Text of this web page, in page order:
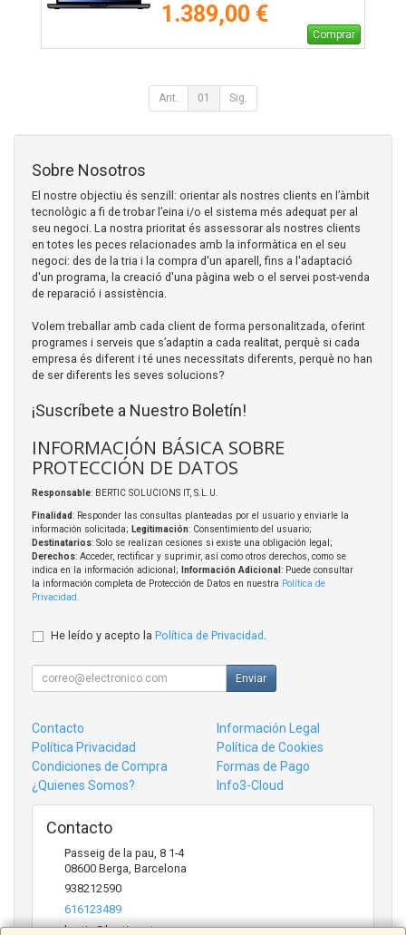
1.389,00 €
Comprar
Ant. 01 Sig.
Sobre Nosotros
El nostre objectiu és senzill: orientar als nostres clients en l’àmbit
tecnològic a fi de trobar l’eina i/o el sistema més adequat per al
seu negoci. La nostra prioritat és assessorar als nostres clients
en totes les peces relacionades amb la informàtica en el seu
negoci: des de la tria i la compra d'un aparell, fins a l'adaptació
d'un programa, la creació d'una pàgina web o el servei post-venda
de reparació i assistència.
Volem treballar amb cada client de forma personalitzada, oferint
programes i serveis que s’adaptin a cada realitat, perquè si cada
empresa és diferent i té unes necessitats diferents, perquè no han
de ser diferents les seves solucions?
¡Suscríbete a Nuestro Boletín!
INFORMACIÓN BÁSICA SOBRE
PROTECCIÓN DE DATOS
Responsable: BERTIC SOLUCIONS IT, S.L.U.
Finalidad: Responder las consultas planteadas por el usuario y enviarle la
información solicitada; Legitimación: Consentimiento del usuario;
Destinatarios: Solo se realizan cesiones si existe una obligación legal;
Derechos: Acceder, rectificar y suprimir, así como otros derechos, como se
indica en la información adicional;
Información Adicional : Puede consultar
la información completa de Protección de Datos en nuestra Política de
Privacidad.
He leído y acepto la Política de Privacidad .
Enviar
Contacto
Información Legal
Política Privacidad
Política de Cookies
Condiciones de Compra
Formas de Pago
¿Quienes Somos?
Info3-Cloud
Contacto
Passeig de la pau, 8 1-4
08600 Berga, Barcelona
938212590
616123489
bertic@bertic.cat